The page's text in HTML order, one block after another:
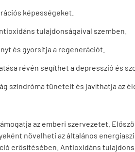
képességeket.
tulajdonságaival szemben.
és gyorsítja a regenerációt.
révén segíthet a depresszió és
szindróma tüneteit és javíthatja az
az emberi szervezetet.
növelheti az általános
erősítésében. Antioxidáns